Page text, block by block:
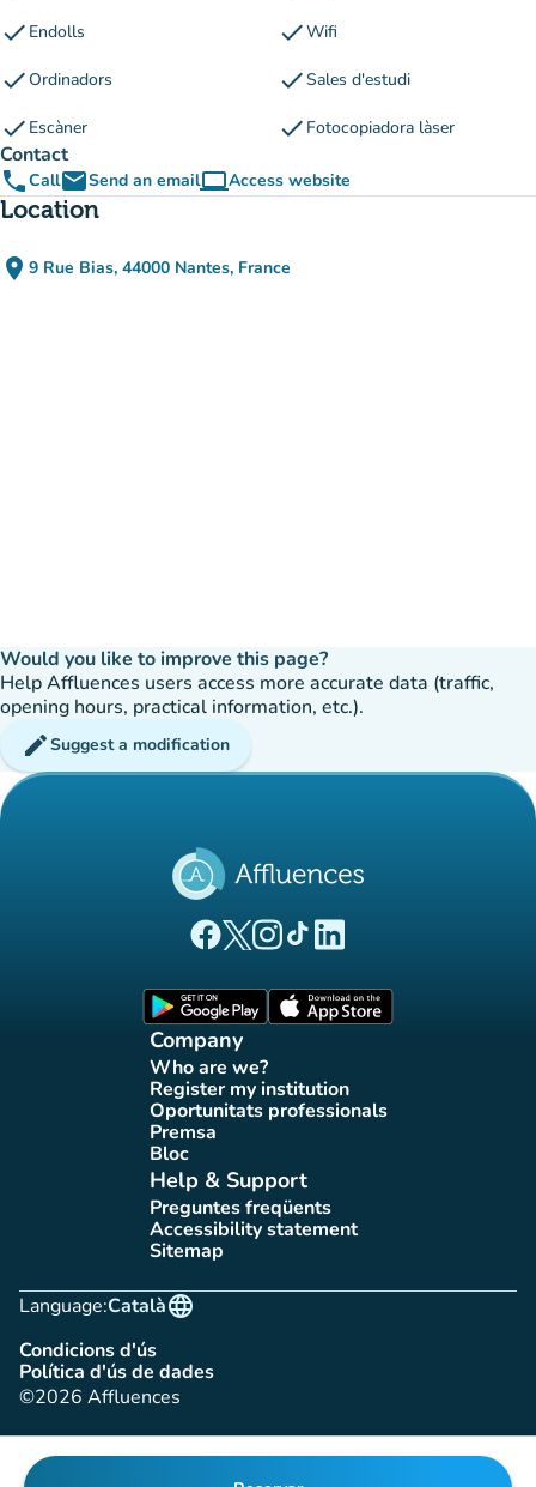
check Endolls checkWifi
checkOrdinadors checkSales d'estudi
check Escàner check Fotocopiadora làser
Contact
phoneCallemailSend an emailcomputerAccess website
(new tab)
Location
place 9 Rue Bias, 44000 Nantes, France
(open in Google Maps)
(new tab)
Would you like to improve this page?
Help Affluences users access more accurate data (traffic,
opening hours, practical information, etc.).
editSuggest a modification
(new tab)
(new tab)
(new tab)(new tab)
(new tab)
Company
Who are we?
(new tab)
Register my institution
(new tab)
Oportunitats professionals
(new tab)
Premsa(new tab)
Bloc
(new tab)
Help & Support
Preguntes freqüents
(new tab)
Accessibility statement
(new tab)
Sitemap(new tab)
Language:
language
Català
Condicions d'ús
(new tab)
Política d'ús de dades
(new tab)
©2026 Affluences